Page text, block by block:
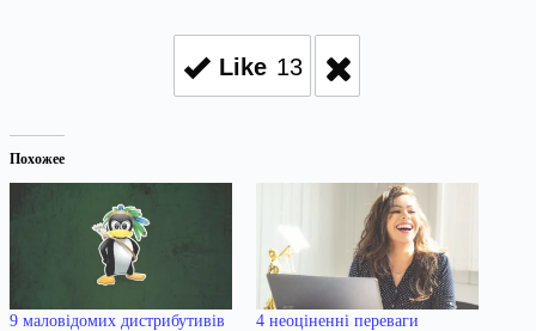
Like 13
Похожее
9 маловідомих дистрибутивів
4 неоціненні переваги